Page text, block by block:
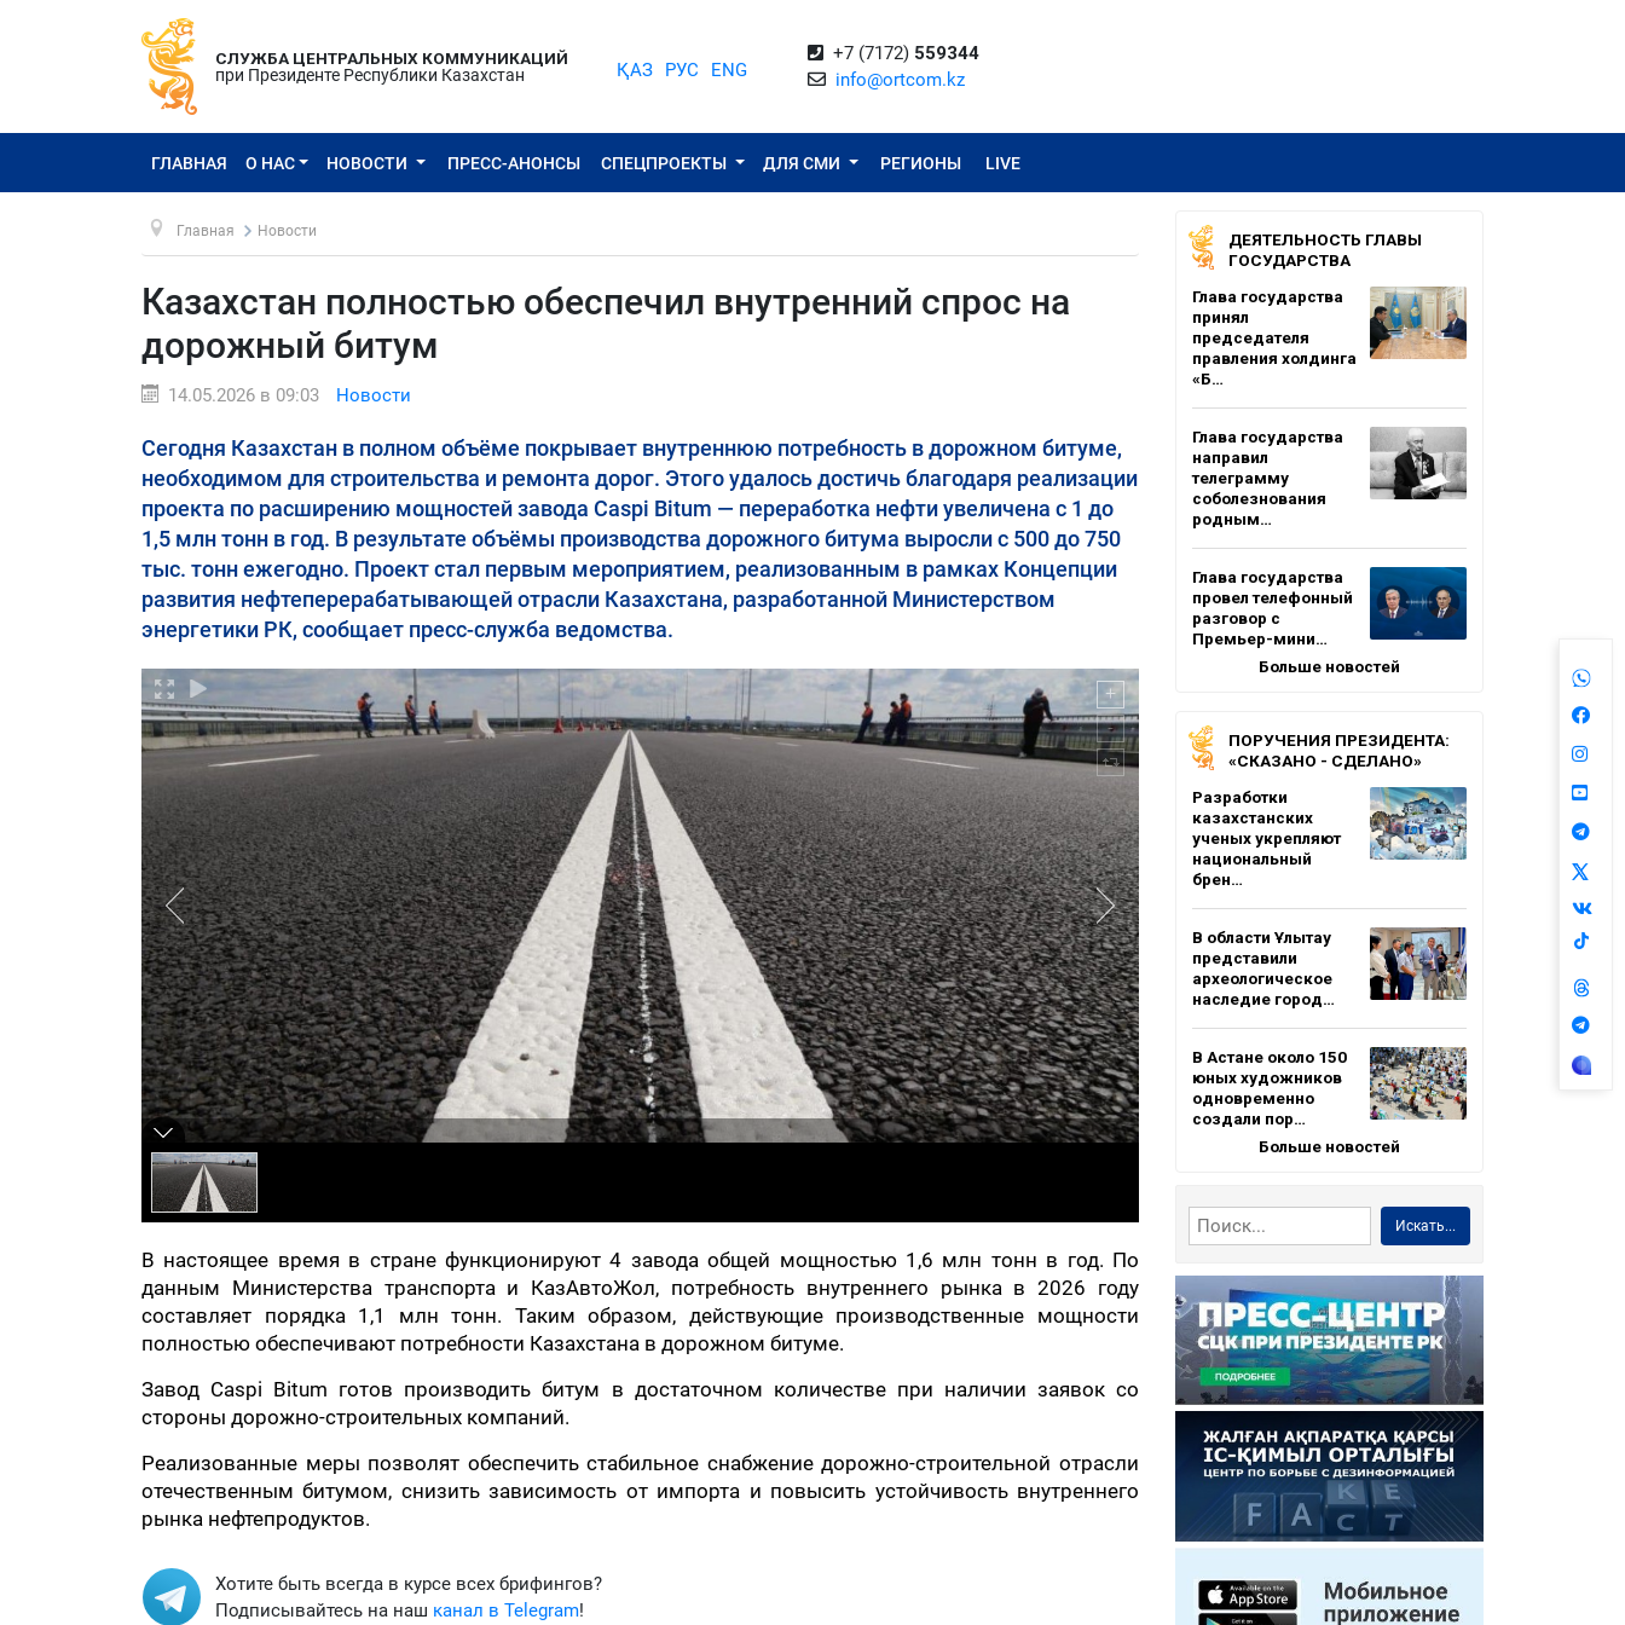
СЛУЖБА ЦЕНТРАЛЬНЫХ КОММУНИКАЦИЙ
при Президенте Республики Казахстан
ҚАЗ РУС ENG
+7 (7172) 559344
info@ortcom.kz
ГЛАВНАЯ О НАС НОВОСТИ ПРЕСС-АНОНСЫ СПЕЦПРОЕКТЫ ДЛЯ СМИ РЕГИОНЫ LIVE
Главная Новости
Казахстан полностью обеспечил внутренний спрос на
дорожный битум
14.05.2026 в 09:03 Новости
Сегодня Казахстан в полном объёме покрывает внутреннюю потребность в дорожном битуме,
необходимом для строительства и ремонта дорог. Этого удалось достичь благодаря реализации
проекта по расширению мощностей завода Caspi Bitum — переработка нефти увеличена с 1 до
1,5 млн тонн в год. В результате объёмы производства дорожного битума выросли с 500 до 750
тыс. тонн ежегодно. Проект стал первым мероприятием, реализованным в рамках Концепции
развития нефтеперерабатывающей отрасли Казахстана, разработанной Министерством
энергетики РК, сообщает пресс-служба ведомства.
В настоящее время в стране функционируют 4 завода общей мощностью 1,6 млн тонн в год. По
данным Министерства транспорта и КазАвтоЖол, потребность внутреннего рынка в 2026 году
составляет порядка 1,1 млн тонн. Таким образом, действующие производственные мощности
полностью обеспечивают потребности Казахстана в дорожном битуме.
Завод Caspi Bitum готов производить битум в достаточном количестве при наличии заявок со
стороны дорожно-строительных компаний.
Реализованные меры позволят обеспечить стабильное снабжение дорожно-строительной отрасли
отечественным битумом, снизить зависимость от импорта и повысить устойчивость внутреннего
рынка нефтепродуктов.
Хотите быть всегда в курсе всех брифингов?
Подписывайтесь на наш канал в Telegram!
ДЕЯТЕЛЬНОСТЬ ГЛАВЫ
ГОСУДАРСТВА
Глава государства
принял
председателя
правления холдинга
«Б…
Глава государства
направил
телеграмму
соболезнования
родным…
Глава государства
провел телефонный
разговор с
Премьер-мини…
Больше новостей
ПОРУЧЕНИЯ ПРЕЗИДЕНТА:
«СКАЗАНО - СДЕЛАНО»
Разработки
казахстанских
ученых укрепляют
национальный
брен…
В области Ұлытау
представили
археологическое
наследие город…
В Астане около 150
юных художников
одновременно
создали пор…
Больше новостей
Искать...